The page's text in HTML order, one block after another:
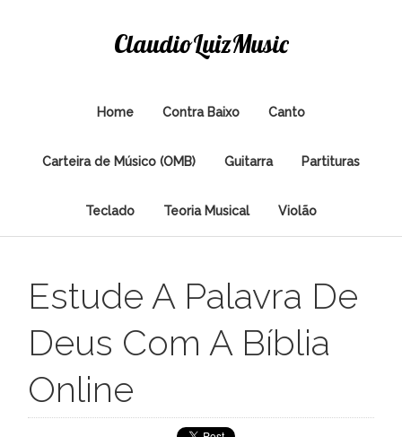
ClaudioLuizMusic
Home Contra Baixo Canto
Carteira de Músico (OMB) Guitarra Partituras
Teclado Teoria Musical Violão
Estude A Palavra De
Deus Com A Bíblia
Online